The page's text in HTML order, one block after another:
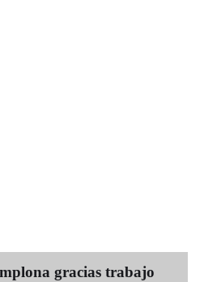
gracias trabajo